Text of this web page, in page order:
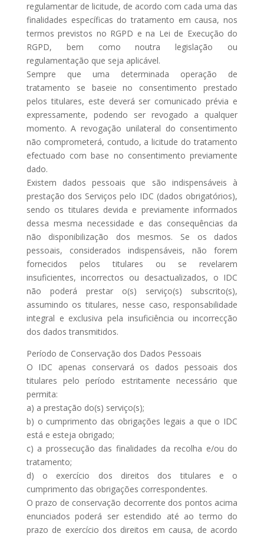
regulamentar de licitude, de acordo com cada uma das
finalidades específicas do tratamento em causa, nos
termos previstos no RGPD e na Lei de Execução do
RGPD, bem como noutra legislação ou
regulamentação que seja aplicável.
Sempre que uma determinada operação de
tratamento se baseie no consentimento prestado
pelos titulares, este deverá ser comunicado prévia e
expressamente, podendo ser revogado a qualquer
momento. A revogação unilateral do consentimento
não comprometerá, contudo, a licitude do tratamento
efectuado com base no consentimento previamente
dado.
Existem dados pessoais que são indispensáveis à
prestação dos Serviços pelo IDC (dados obrigatórios),
sendo os titulares devida e previamente informados
dessa mesma necessidade e das consequências da
não disponibilização dos mesmos. Se os dados
pessoais, considerados indispensáveis, não forem
fornecidos pelos titulares ou se revelarem
insuficientes, incorrectos ou desactualizados, o IDC
não poderá prestar o(s) serviço(s) subscrito(s),
assumindo os titulares, nesse caso, responsabilidade
integral e exclusiva pela insuficiência ou incorrecção
dos dados transmitidos.
Período de Conservação dos Dados Pessoais
O IDC apenas conservará os dados pessoais dos
titulares pelo período estritamente necessário que
permita:
a) a prestação do(s) serviço(s);
b) o cumprimento das obrigações legais a que o IDC
está e esteja obrigado;
c) a prossecução das finalidades da recolha e/ou do
tratamento;
d) o exercício dos direitos dos titulares e o
cumprimento das obrigações correspondentes.
O prazo de conservação decorrente dos pontos acima
enunciados poderá ser estendido até ao termo do
prazo de exercício dos direitos em causa, de acordo